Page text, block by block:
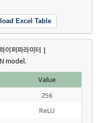
Excel Table
이퍼파라미터 |
model.
Value
256
ReLU